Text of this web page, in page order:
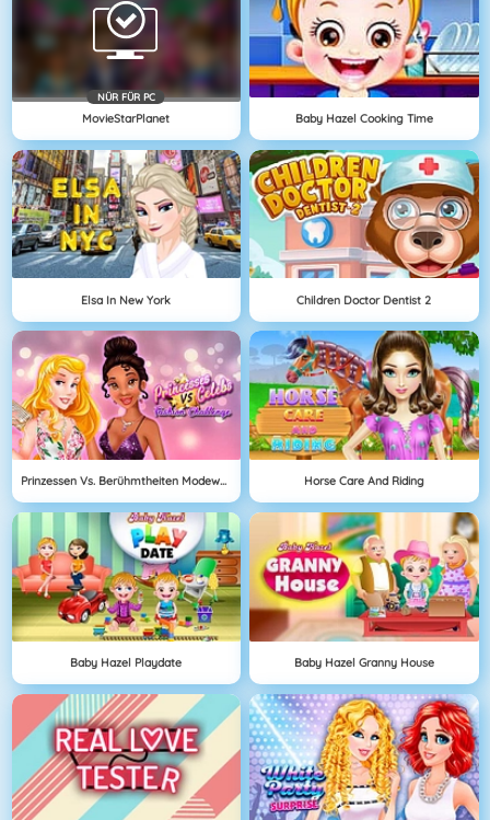
NÜR FÜR PC
MovieStarPlanet Baby Hazel Cooking Time
Elsa In New York Children Doctor Dentist 2
Prinzessen Vs. Berühmtheiten Modewettbewerb Horse Care And Riding
Baby Hazel Playdate Baby Hazel Granny House